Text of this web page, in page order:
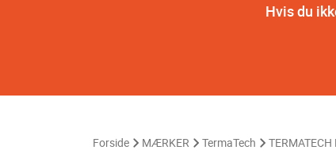
Hvis du
Forside MÆRKER TermaTech